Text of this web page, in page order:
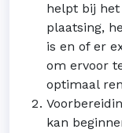
helpt bij het
plaatsing,
is en of er
om ervoor
optimaal
kan